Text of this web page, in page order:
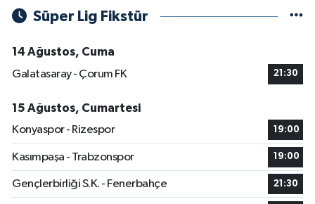
Süper Lig Fikstür
14 Ağustos, Cuma
Galatasaray - Çorum FK
21:30
15 Ağustos, Cumartesi
Konyaspor - Rizespor
19:00
Kasımpaşa - Trabzonspor 19:00
Gençlerbirliği S.K. - Fenerbahçe 21:30